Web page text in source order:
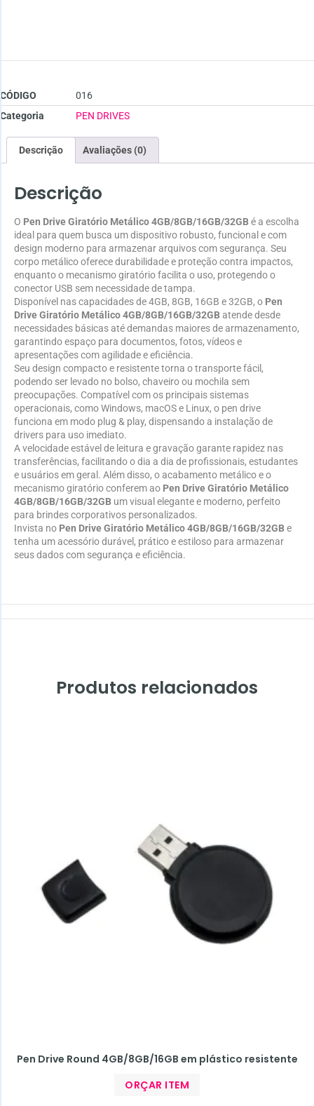
CÓDIGO
016
Categoria
PEN DRIVES
Descrição Avaliações (0)
Descrição
O Pen Drive Giratório Metálico 4GB/8GB/16GB/32GBé a escolha
ideal para quem busca um dispositivo robusto, funcional e com
design moderno para armazenar arquivos com segurança. Seu
corpo metálico oferece durabilidade e proteção contra impactos,
enquanto o mecanismo giratório facilita o uso, protegendo o
conector USB sem necessidade de tampa.
Disponível nas capacidades de 4GB, 8GB, 16GB e 32GB, o Pen
Drive Giratório Metálico 4GB/8GB/16GB/32GBatende desde
necessidades básicas até demandas maiores de armazenamento,
garantindo espaço para documentos, fotos, vídeos e
apresentações com agilidade e eficiência.
Seu design compacto e resistente torna o transporte fácil,
podendo ser levado no bolso, chaveiro ou mochila sem
preocupações. Compatível com os principais sistemas
operacionais, como Windows, macOS e Linux, o pen drive
funciona em modo plug & play, dispensando a instalação de
drivers para uso imediato.
A velocidade estável de leitura e gravação garante rapidez nas
transferências, facilitando o dia a dia de profissionais, estudantes
e usuários em geral. Além disso, o acabamento metálico e o
mecanismo giratório conferem ao Pen Drive Giratório Metálico
4GB/8GB/16GB/32GB um visual elegante e moderno, perfeito
para brindes corporativos personalizados.
Invista no Pen Drive Giratório Metálico 4GB/8GB/16GB/32GBe
tenha um acessório durável, prático e estiloso para armazenar
seus dados com segurança e eficiência.
Produtos relacionados
Pen Drive Round 4GB/8GB/16GB em plástico resistente
ORÇAR ITEM